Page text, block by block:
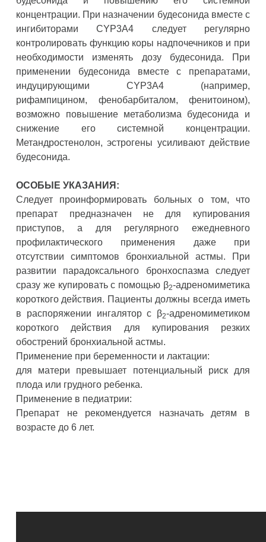
концентрации. При назначении будесонида вместе с
ингибиторами CYP3A4 следует регулярно
контролировать функцию коры надпочечников и при
необходимости изменять дозу будесонида. При
применении будесонида вместе с препаратами,
индуцирующими CYP3A4 (например,
рифампицином, фенобарбиталом, фенитоином),
возможно повышение метаболизма будесонида и
снижение его системной концентрации.
Метандростенолон, эстрогены усиливают действие
будесонида.
ОСОБЫЕ УКАЗАНИЯ:
Следует проинформировать больных о том, что
препарат предназначен не для купирования
приступов, а для регулярного ежедневного
профилактического применения даже при
отсутствии симптомов бронхиальной астмы. При
развитии парадоксального бронхоспазма следует
сразу же купировать с помощью β2-адреномиметика
короткого действия. Пациенты должны всегда иметь
в распоряжении ингалятор с β2-адреномиметиком
короткого действия для купирования резких
обострений бронхиальной астмы.
Применение при беременности и лактации:
для матери превышает потенциальный риск для
плода или грудного ребенка.
Применение в педиатрии:
Препарат не рекомендуется назначать детям в
возрасте до 6 лет.